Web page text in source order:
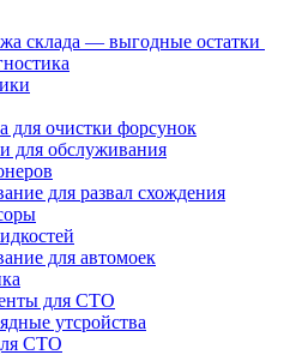
склада — выгодные остатки
для очистки форсунок
для обслуживания
для развал схождения
для автомоек
для СТО
утсройства
СТО